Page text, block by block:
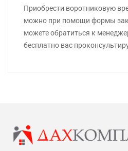
Приобрести воротниковую
можно при помощи формы
можете обратиться к
бесплатно вас